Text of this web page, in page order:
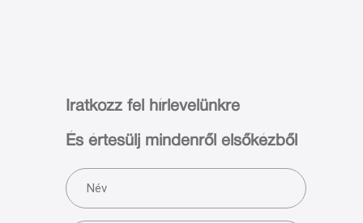
Iratkozz fel hírlevelünkre
És értesülj mindenről elsőkézből